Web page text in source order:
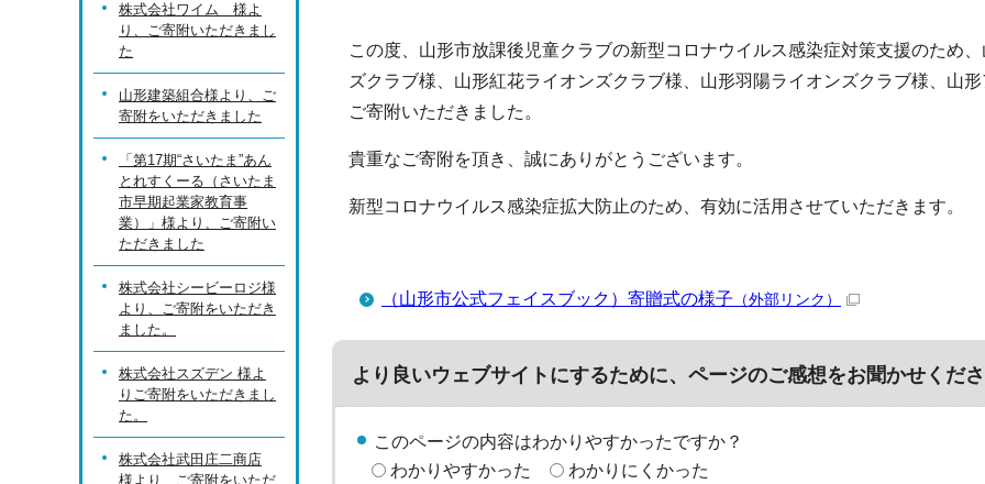
この度、山形市放課後児童クラブの新型コロナウイルス感染症対策支援のため
ズクラブ様、山形紅花ライオンズクラブ様、山形羽陽ライオンズクラブ様、山
ご寄附いただきました。
貴重なご寄附を頂き、誠にありがとうございます。
新型コロナウイルス感染症拡大防止のため、有効に活用させていただきます。
（山形市公式フェイスブック）寄贈式の様子 （外部リンク）
より良いウェブサイトにするために、ページのご感想をお聞かせくだ
このページの内容はわかりやすかったですか？
わかりやすかった
わかりにくかった
株式会社ワイム 様よ
り、ご寄附いただきまし
た
山形建築組合様より、ご
寄附をいただきました
「第17期“さいたま”あん
とれすくーる（さいたま
市早期起業家教育事
業）」様より、ご寄附い
ただきました
株式会社シービーロジ様
より、ご寄附をいただき
ました。
株式会社スズデン 様よ
りご寄附をいただきまし
た。
株式会社武田庄二商店
様より、ご寄附をいただ